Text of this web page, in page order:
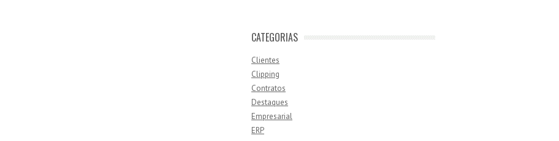
CATEGORIAS
Clientes
Clipping
Contratos
Destaques
Empresarial
ERP